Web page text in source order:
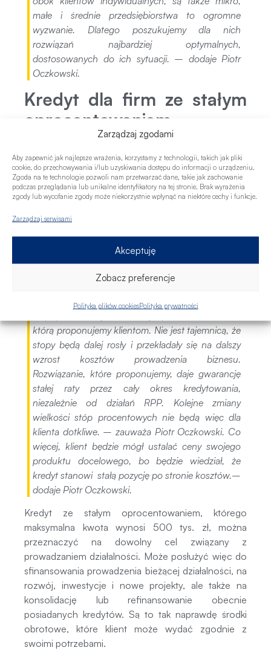
Zarządzaj zgodami
Aby zapewnić jak najlepsze wrażenia, korzystamy z technologii, takich jak pliki
cookie, do przechowywania i/lub uzyskiwania dostępu do informacji o urządzeniu.
Zgoda na te technologie pozwoli nam przetwarzać dane, takie jak zachowanie
podczas przeglądania lub unikalne identyfikatory na tej stronie. Brak wyrażenia
zgody lub wycofanie zgody może niekorzystnie wpłynąć na niektóre cechy i funkcje.
Zarządzaj serwisami
Akceptuję
Zobacz preferencje
Polityka plików cookiesPolityka prywatności
małe i średnie przedsiębiorstwa to ogromne
wyzwanie. Dlatego poszukujemy dla nich
rozwiązań najbardziej optymalnych,
dostosowanych do ich sytuacji. – dodaje Piotr
Oczkowski.
Kredyt dla firm ze stałym
oprocentowaniem
kredyt ze stałym oprocentowaniem, bez
zabezpieczeń. To nowość w ofercie instytucji
finansowych i odpowiedź na obecne wyzwania.
przedsiębiorca może sprawnie realizować swoje
pomysły biznesowe. Zaletą tego rozwiązania jest
przewidywalność kosztów, większa płynność i
stabilizacja.
W przypadku chęci przywrócenia oprocentowania
swojego kredytu do czasów sprzed podwyżek
którą proponujemy klientom. Nie jest tajemnicą, że
stopy będą dalej rosły i przekładały się na dalszy
wzrost kosztów prowadzenia biznesu.
Rozwiązanie, które proponujemy, daje gwarancję
stałej raty przez cały okres kredytowania,
niezależnie od działań RPP. Kolejne zmiany
wielkości stóp procentowych nie będą więc dla
klienta dotkliwe. – zauważa Piotr Oczkowski. Co
więcej, klient będzie mógł ustalać ceny swojego
produktu docelowego, bo będzie wiedział, że
kredyt stanowi stałą pozycję po stronie kosztów.–
dodaje Piotr Oczkowski.
Kredyt ze stałym oprocentowaniem, którego
maksymalna kwota wynosi 500 tys. zł, można
przeznaczyć na dowolny cel związany z
prowadzaniem działalności. Może posłużyć więc do
sfinansowania prowadzenia bieżącej działalności, na
rozwój, inwestycje i nowe projekty, ale także na
konsolidację lub refinansowanie obecnie
posiadanych kredytów. Są to tak naprawdę środki
obrotowe, które klient może wydać zgodnie z
swoimi potrzebami.